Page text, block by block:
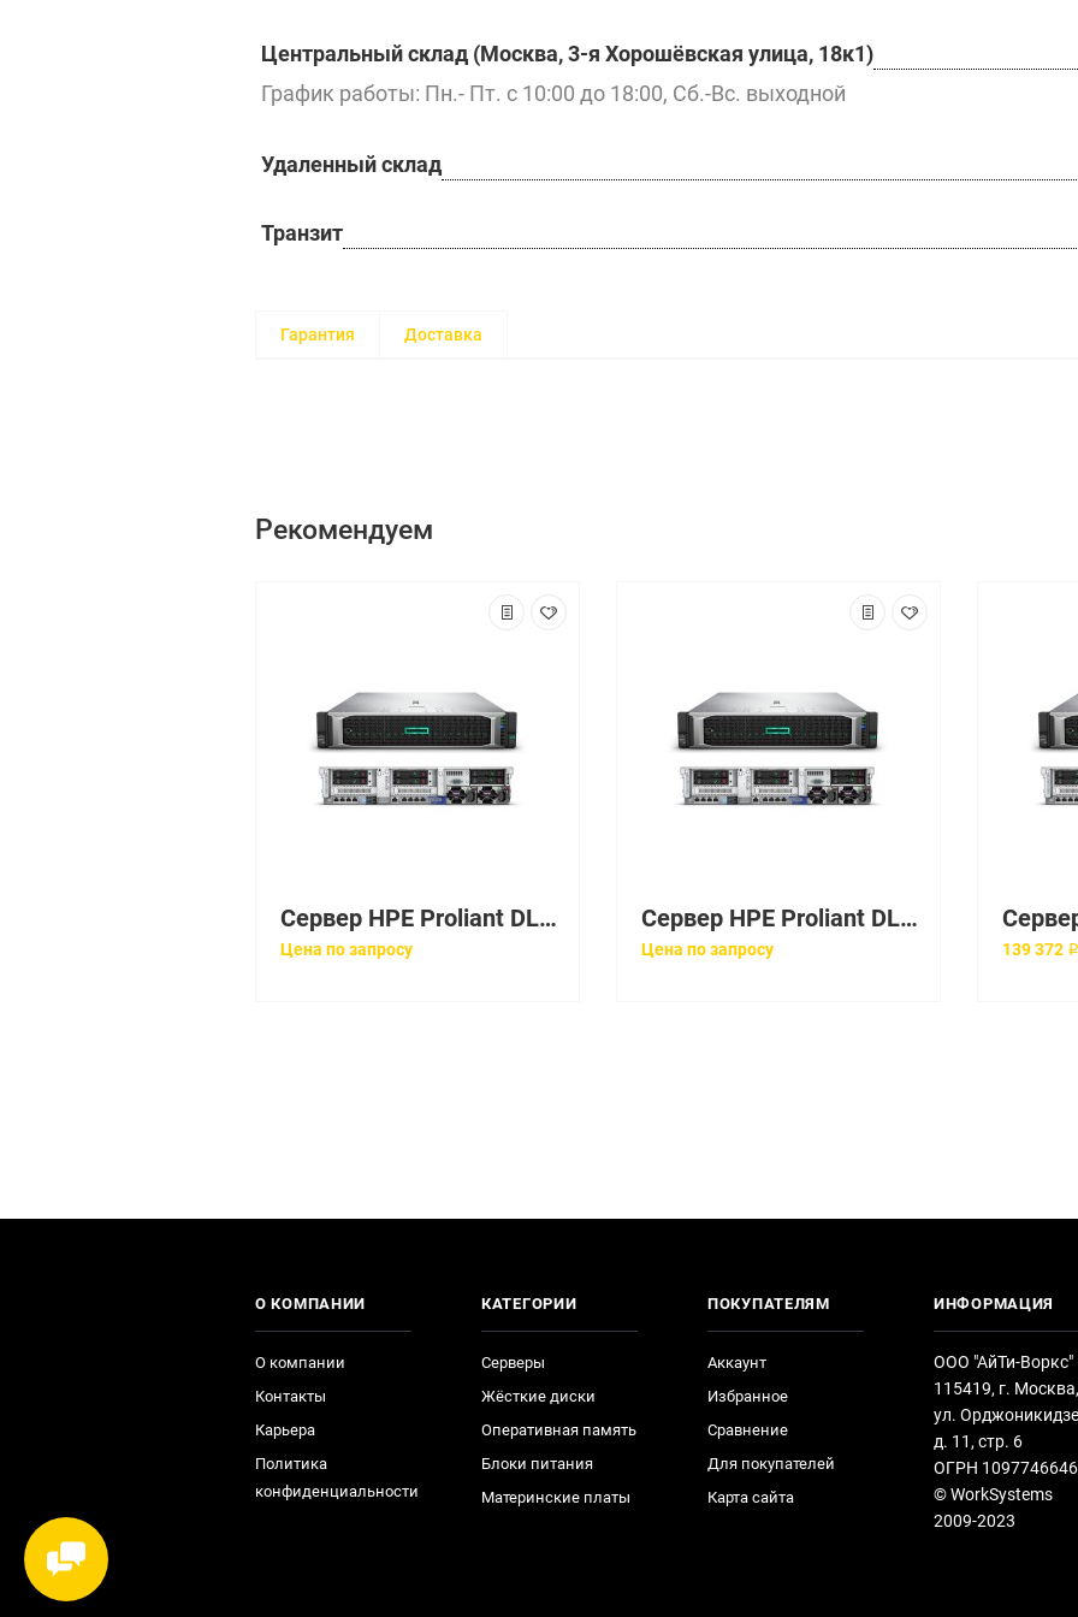
Центральный склад (Москва, 3-я Хорошёвская улица, 18к1)
График работы: Пн.- Пт. с 10:00 до 18:00, Сб.-Вс. выходной
Удаленный склад
Транзит
Гарантия Доставка
Рекомендуем
Сервер HPE Proliant DL20 Gen10, 1x Intel Xeon E-2224 4C 3.4GHz, 1x8GB-U DDR4, S100i/ZM (RAID 0,1,5,10) noHDD (2 LFF 3.5'' NHP), 1x290W NHP NonRPS, 2x1Gb/s, noDVD, iLO5, Rack1U, 3-3-3
Цена по запросу
Сервер HPE Proliant DL20 Gen10, 1x Intel Xeon E-2224 4C 3.4GHz, 1x16GB-U DDR4, S100i/ZM (RAID 0,1,5,10) noHDD (4/6 SFF 2.5" HP), 1x500W (up2), 2x1Gb/s, noDVD, iLO5, Rack1U, 3-3-3
Цена по запросу 139 372
О КОМПАНИИ
О компании
Контакты
Карьера
Политика
конфиденциальности
КАТЕГОРИИ
Серверы
Жёсткие диски
Оперативная память
Блоки питания
Материнские платы
ПОКУПАТЕЛЯМ
Аккаунт
Избранное
Сравнение
Для покупателей
Карта сайта
ИНФОРМАЦИЯ
ООО "АйТи-Воркс"
115419, г. Москва,
ул.
д. 11, стр. 6
ОГРН
© WorkSystems
2009-2023